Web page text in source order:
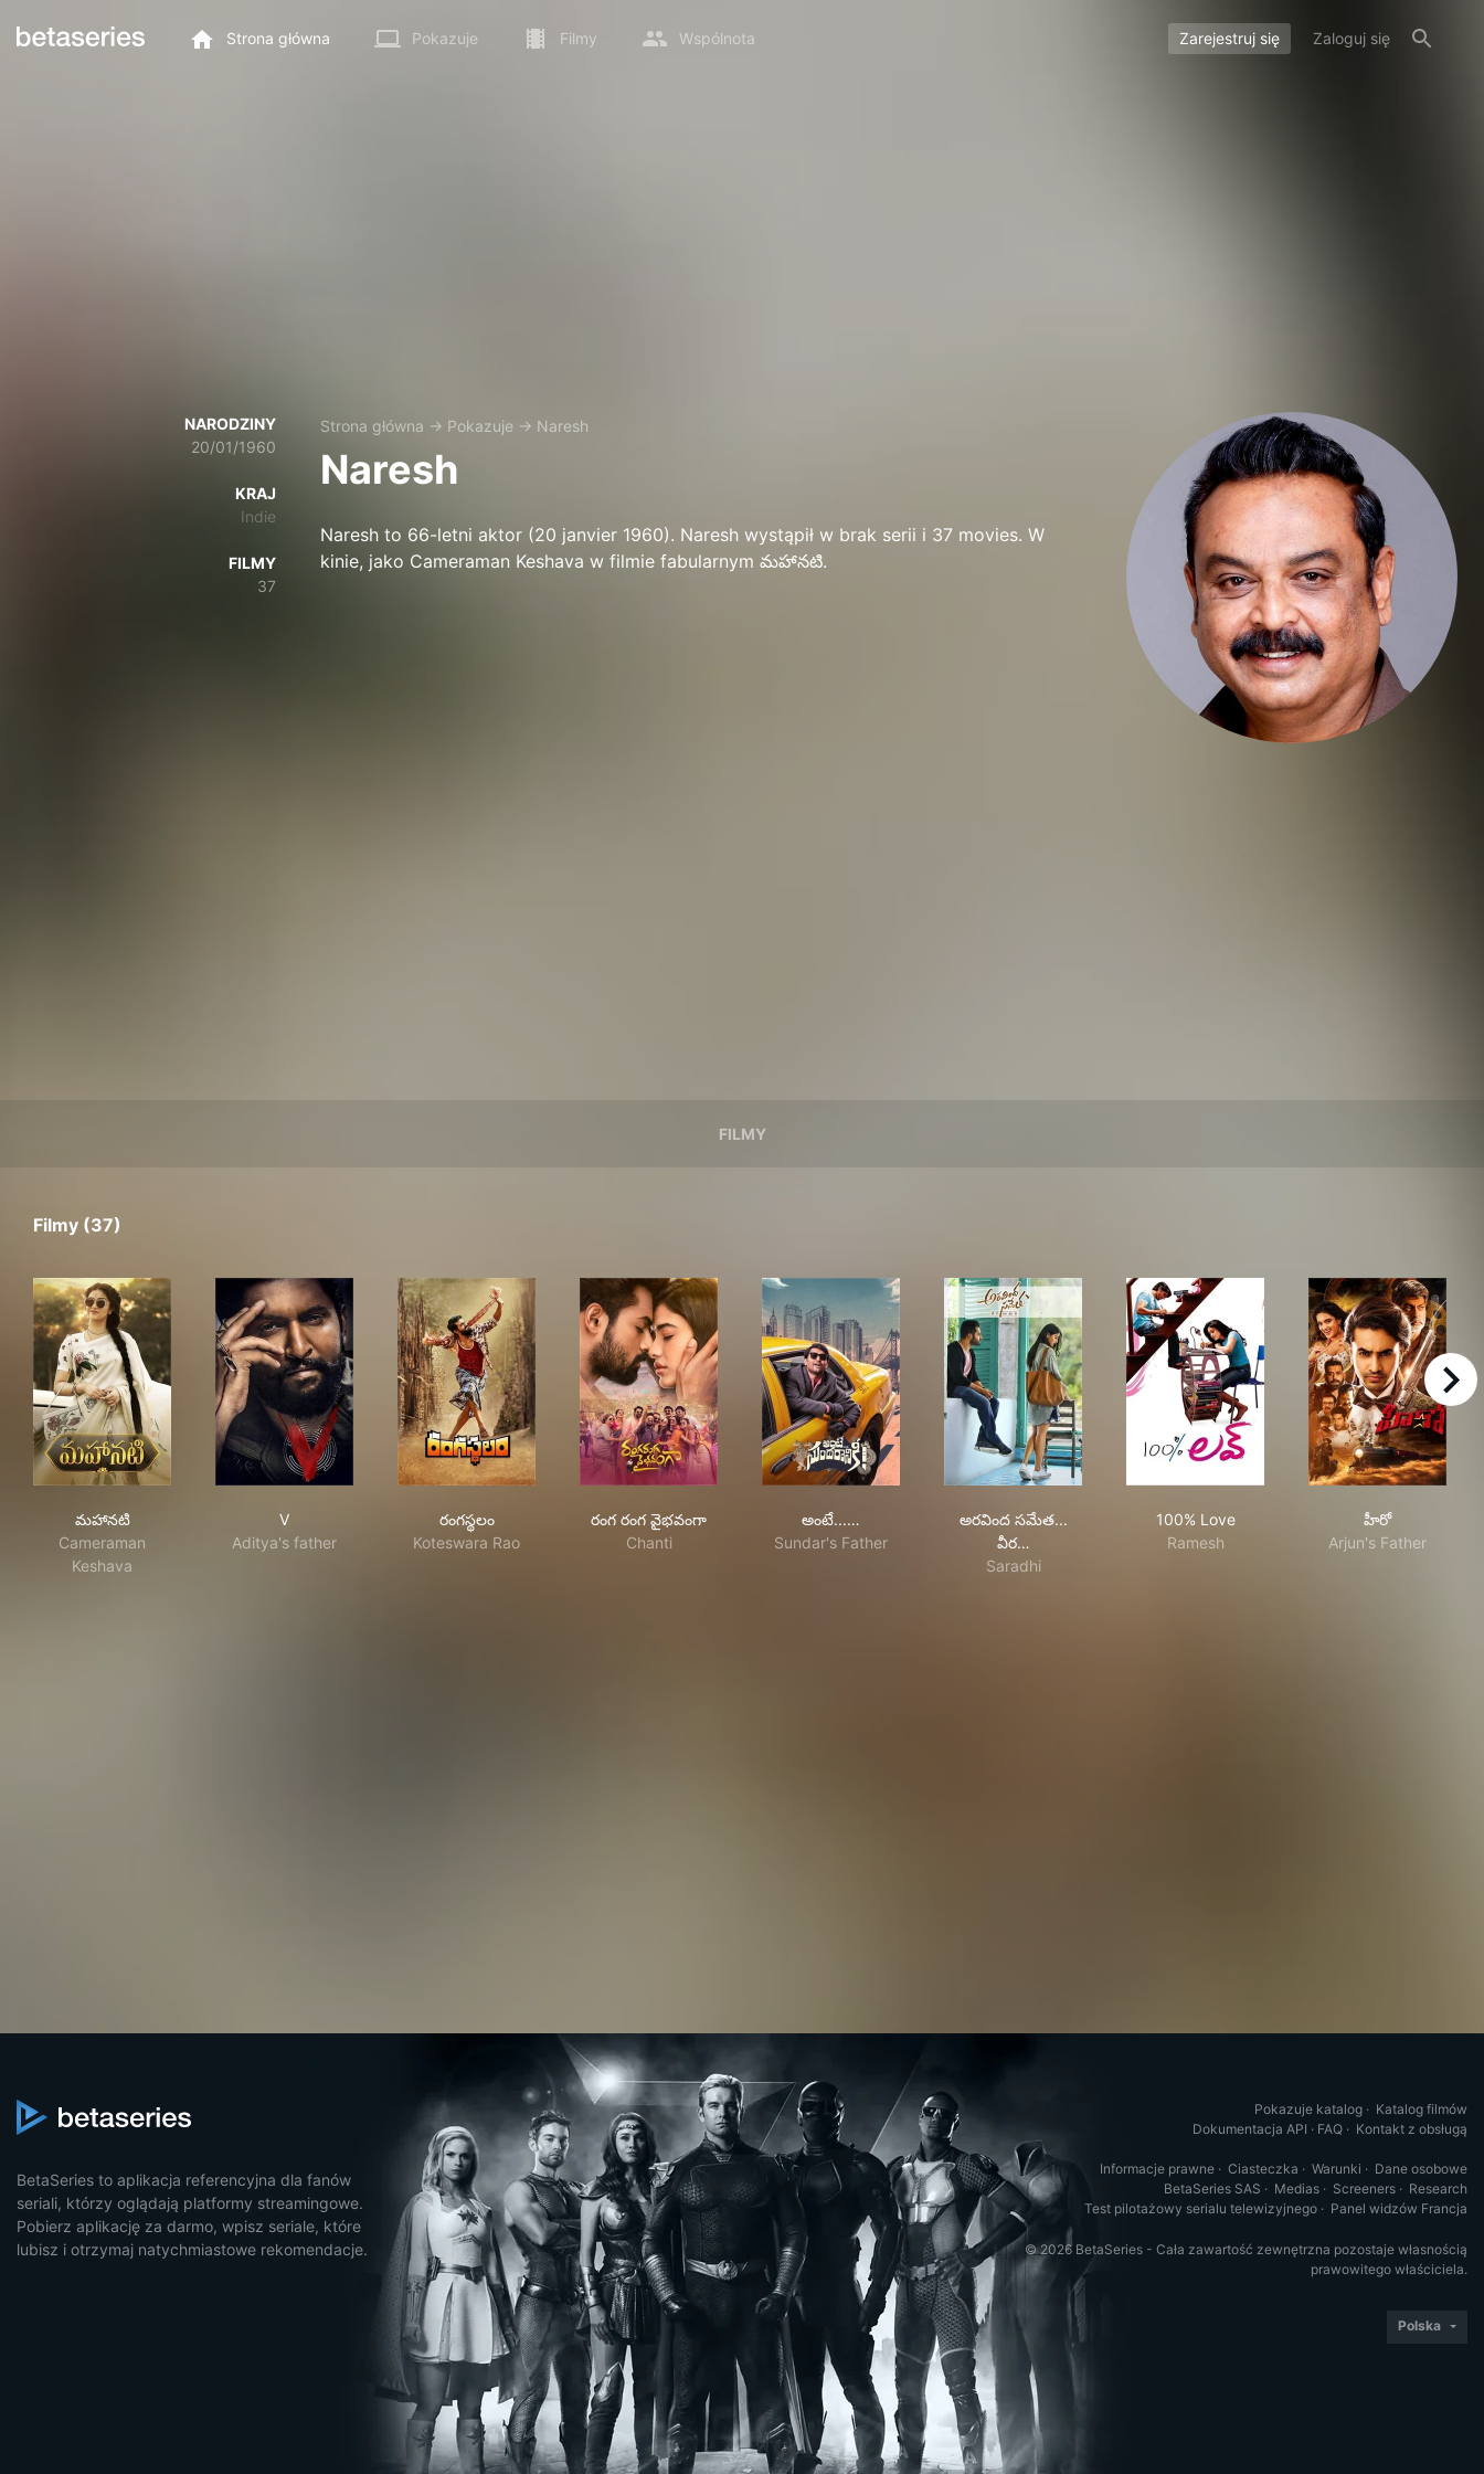
Strona główna Pokazuje Filmy Wspólnota Zarejestruj się Zaloguj się
NARODZINY
20/01/1960
KRAJ
Indie
FILMY
37
Strona główna → Pokazuje → Naresh
Naresh
Naresh to 66-letni aktor (20 janvier 1960). Naresh wystąpił w brak serii i 37 movies. W
kinie, jako Cameraman Keshava w filmie fabularnym మహానటి.
FILMY
Filmy (37)
మహానటి
Cameraman
Keshava
V
Aditya's father
రంగస్థలం
Koteswara Rao
రంగ రంగ వైభవంగా
Chanti
అంటే...…
Sundar's Father
అరవింద సమేత...
వీర…
Saradhi
100% Love
Ramesh
హీరో
Arjun's Father
right
BetaSeries to aplikacja referencyjna dla fanów
seriali, którzy oglądają platformy streamingowe.
Pobierz aplikację za darmo, wpisz seriale, które
lubisz i otrzymaj natychmiastowe rekomendacje.
Pokazuje katalog · Katalog filmów
Dokumentacja API · FAQ · Kontakt z obsługą
Informacje prawne · Ciasteczka · Warunki · Dane osobowe
BetaSeries SAS · Medias · Screeners · Research
Test pilotażowy serialu telewizyjnego · Panel widzów Francja
© 2026 BetaSeries - Cała zawartość zewnętrzna pozostaje własnością
prawowitego właściciela.
Polska